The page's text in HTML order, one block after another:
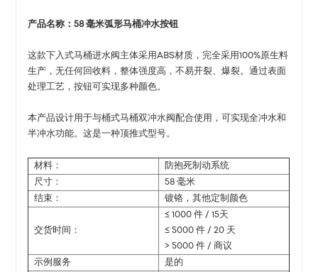
产品名称：58 毫米弧形马桶冲水按钮
这款下入式马桶进水阀主体采用ABS材质，完全采用100%原生料
生产，无任何回收料，整体强度高，不易开裂、爆裂。通过表面
处理工艺，按钮可实现多种颜色。
本产品设计用于与桶式马桶双冲水阀配合使用，可实现全冲水和
半冲水功能。这是一种顶推式型号。
材料： 防抱死制动系统
尺寸： 58 毫米
结束： 镀铬，其他定制颜色
交货时间：
≤ 1000 件 / 15天
≤ 5000 件 / 20 天
> 5000 件 / 商议
示例服务 是的